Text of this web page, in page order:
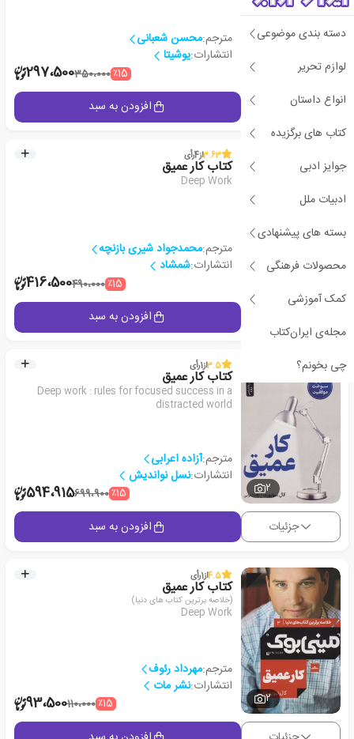
دسته بندی موضوعی
لوازم تحریر
انواع داستان
کتاب های برگزیده
جوایز ادبی
ادبیات ملل
بسته های پیشنهادی
محصولات فرهنگی
کمک آموزشی
مجله‌ی ایران‌کتاب
چی بخونم؟
مترجم:محسن شعبانی
انتشارات:یوشیتا
٪15350،000297،500
جزئیات افزودن به سبد
2
3.63از4رأی
کتاب کار عمیق
Deep Work
مترجم:محمدجواد شیری بازنچه
انتشارات:شمشاد
٪15490،000416،500
افزودن به سبد
2
3.5از1رأی
کتاب کار عمیق
Deep work : rules for focused success in a
distracted world
مترجم:آزاده اعرابی
انتشارات:نسل نواندیش
٪15699،900594،915
جزئیات افزودن به سبد
2
4.5از1رأی
کتاب کار عمیق
(خلاصه برترین کتاب های دنیا)
Deep Work
مترجم:مهرداد رئوف
انتشارات:نشر مات
٪15110،00093،500